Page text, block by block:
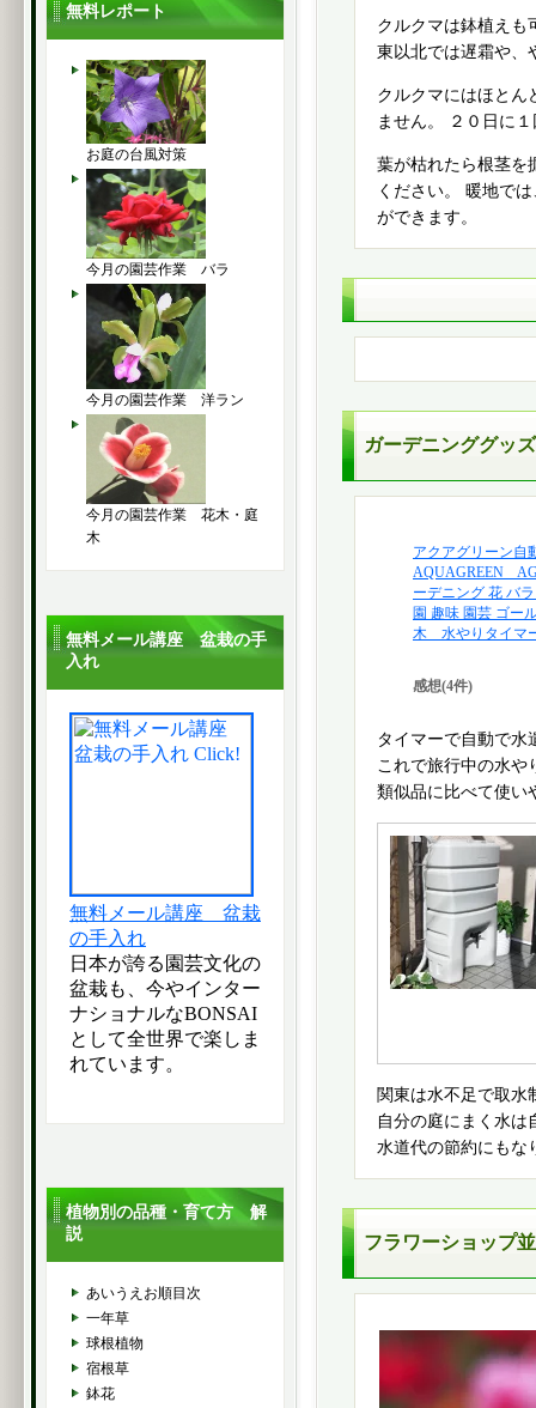
クルクマは鉢植えも
東以北では遅霜や、
クルクマにはほとん
ません。 ２０日に
葉が枯れたら根茎を
ください。 暖地で
ができます。
ガーデニンググッ
アクアグリーン自
AQUAGREEN
ーデニング 花 バ
園 趣味 園芸 ゴー
木 水やりタイマ
感想(4件)
タイマーで自動で水
これで旅行中の水や
類似品に比べて使い
関東は水不足で取水
自分の庭にまく水は
水道代の節約にもな
フラワーショップ
無料レポート
お庭の台風対策
今月の園芸作業 バラ
今月の園芸作業 洋ラン
今月の園芸作業 花木・庭
木
無料メール講座 盆栽の手
入れ
無料メール講座 盆栽
の手入れ
日本が誇る園芸文化の
盆栽も、今やインター
ナショナルなBONSAI
として全世界で楽しま
れています。
植物別の品種・育て方 解
説
あいうえお順目次
一年草
球根植物
宿根草
鉢花